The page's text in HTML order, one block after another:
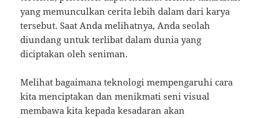
yang memunculkan cerita lebih dalam dari karya
tersebut. Saat Anda melihatnya, Anda seolah
diundang untuk terlibat dalam dunia yang
diciptakan oleh seniman.
Melihat bagaimana teknologi mempengaruhi cara
kita menciptakan dan menikmati seni visual
membawa kita kepada kesadaran akan